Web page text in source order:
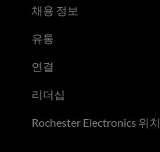
채용 정보
유통
연결
리더십
Rochester Electronics 위치